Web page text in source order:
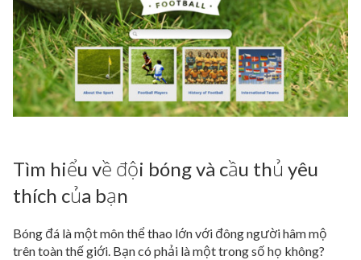
Tìm hiểu về đội bóng và cầu thủ yêu
thích của bạn
Bóng đá là một môn thể thao lớn với đông người hâm mộ
trên toàn thế giới. Bạn có phải là một trong số họ không?